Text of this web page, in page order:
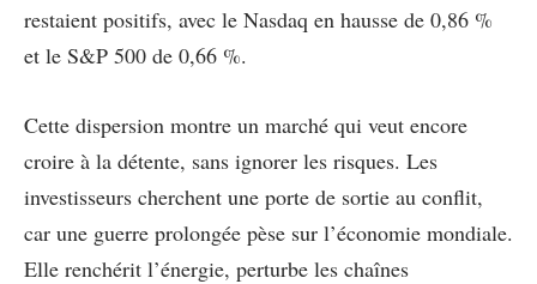
restaient positifs, avec le Nasdaq en hausse de 0,86 %
et le S&P 500 de 0,66 %.
Cette dispersion montre un marché qui veut encore
croire à la détente, sans ignorer les risques. Les
investisseurs cherchent une porte de sortie au conflit,
car une guerre prolongée pèse sur l’économie mondiale.
Elle renchérit l’énergie, perturbe les chaînes